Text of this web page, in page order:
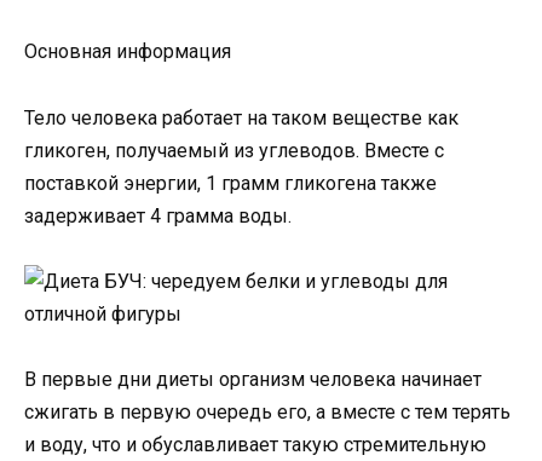
Основная информация
Тело человека работает на таком веществе как
гликоген, получаемый из углеводов. Вместе с
поставкой энергии, 1 грамм гликогена также
задерживает 4 грамма воды.
В первые дни диеты организм человека начинает
сжигать в первую очередь его, а вместе с тем терять
и воду, что и обуславливает такую стремительную